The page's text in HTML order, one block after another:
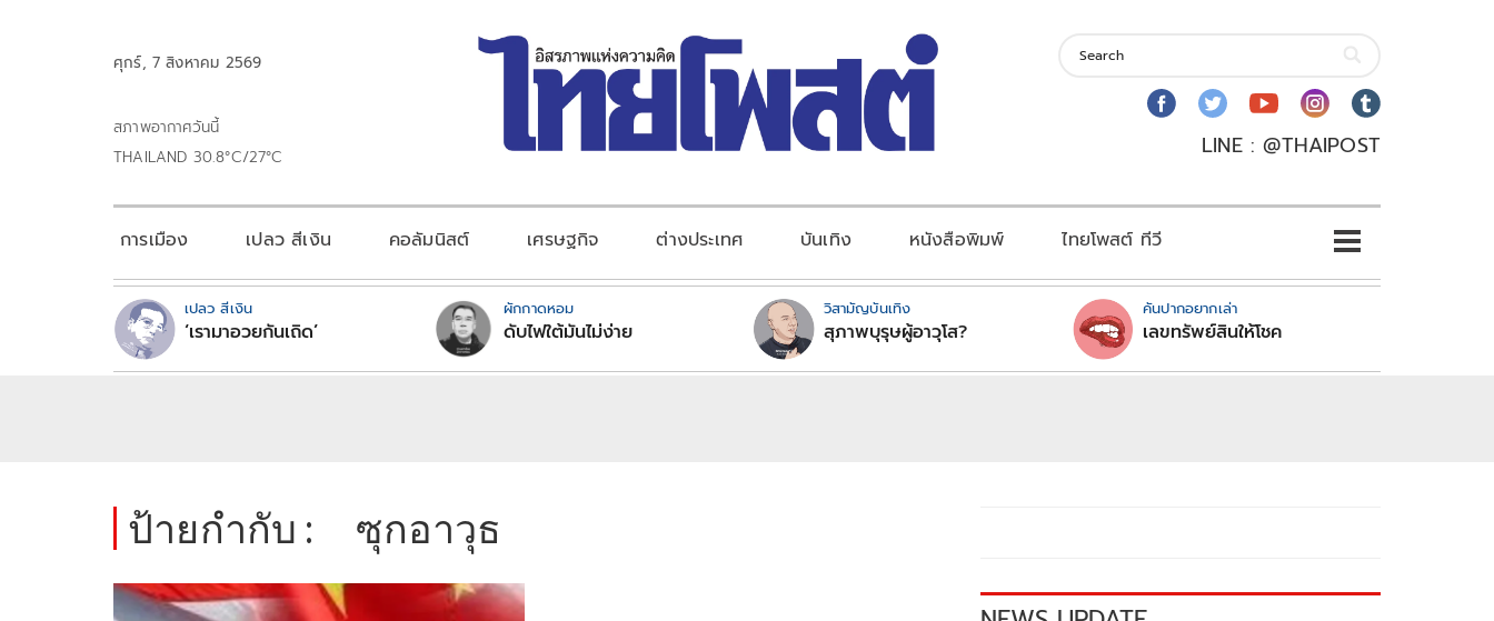
ศุกร์, 7 สิงหาคม 2569
สภาพอากาศวันนี้
THAILAND 30.8°C/27°C
LINE : @THAIPOST
การเมือง เปลว สีเงิน คอลัมนิสต์ เศรษฐกิจ ต่างประเทศ บันเทิง หนังสือพิมพ์ ไทยโพสต์ ทีวี
เปลว สีเงิน
‘เรามาอวยกันเถิด’
ผักกาดหอม
ดับไฟใต้มันไม่ง่าย
วิสามัญบันเทิง
สุภาพบุรุษผู้อาวุโส?
คันปากอยากเล่า
เลขทรัพย์สินให้โชค
ป้ายกำกับ : ซุกอาวุธ